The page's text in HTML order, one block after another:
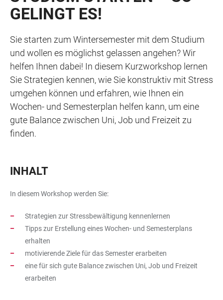
GELINGT ES!
Sie starten zum Wintersemester mit dem Studium
und wollen es möglichst gelassen angehen? Wir
helfen Ihnen dabei! In diesem Kurzworkshop lernen
Sie Strategien kennen, wie Sie konstruktiv mit Stress
umgehen können und erfahren, wie Ihnen ein
Wochen- und Semesterplan helfen kann, um eine
gute Balance zwischen Uni, Job und Freizeit zu
finden.
INHALT
In diesem Workshop werden Sie:
Strategien zur Stressbewältigung kennenlernen
Tipps zur Erstellung eines Wochen- und Semesterplans
erhalten
motivierende Ziele für das Semester erarbeiten
eine für sich gute Balance zwischen Uni, Job und Freizeit
erarbeiten